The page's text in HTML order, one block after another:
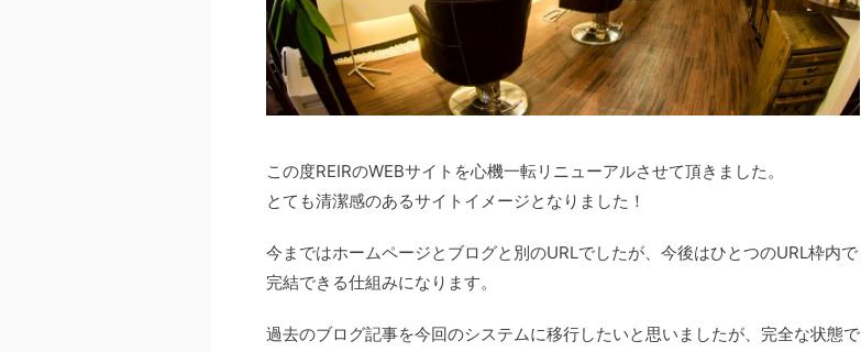
この度REIRのWEBサイトを心機一転リニューアルさせて頂きました。
とても清潔感のあるサイトイメージとなりました！
今まではホームページとブログと別のURLでしたが、今後はひとつのURL枠内で
完結できる仕組みになります。
過去のブログ記事を今回のシステムに移行したいと思いましたが、完全な状態で